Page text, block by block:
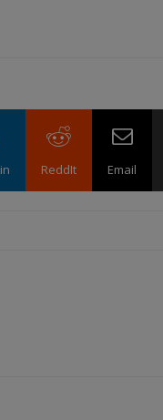
ReddIt Email